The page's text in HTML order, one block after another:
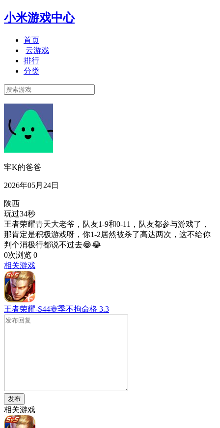
小米游戏中心
首页
云游戏
排行
分类
牢K的爸爸
2026年05月24日
陕西
玩过34秒
王者荣耀青天大老爷，队友1-9和0-11，队友都参与游戏了，
那肯定是积极游戏呀，你1-2居然被杀了高达两次，这不给你
判个消极行都说不过去😂😂
0次浏览 0
相关游戏
王者荣耀-S44赛季不拘命格 3.3
发布
相关游戏